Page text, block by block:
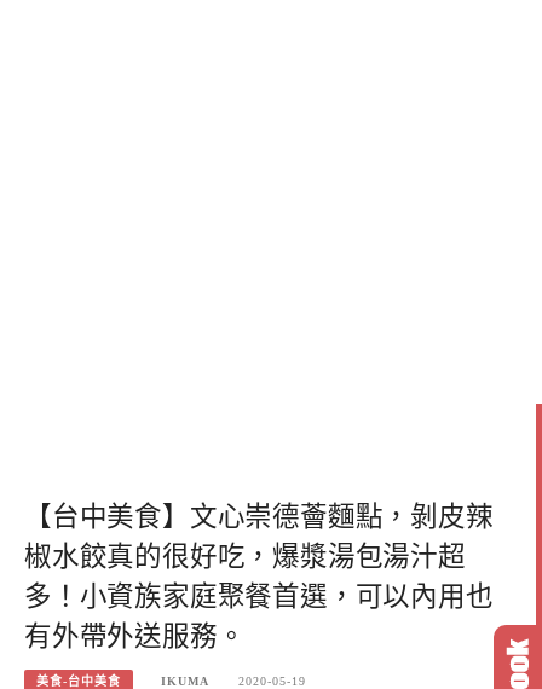
【台中美食】文心崇德薈麵點，剝皮辣
椒水餃真的很好吃，爆漿湯包湯汁超
多！小資族家庭聚餐首選，可以內用也
有外帶外送服務。
美食-台中美食 IKUMA 2020-05-19